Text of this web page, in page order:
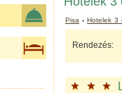
Pisa ›Hotelek 3
Rendezés: